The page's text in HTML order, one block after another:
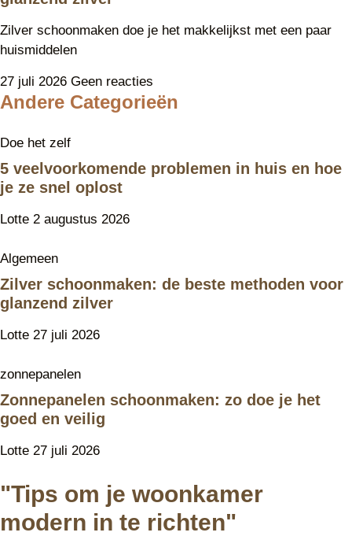
Zilver schoonmaken doe je het makkelijkst met een paar
huismiddelen
27 juli 2026 Geen reacties
Andere Categorieën
Doe het zelf
5 veelvoorkomende problemen in huis en hoe
je ze snel oplost
Lotte 2 augustus 2026
Algemeen
Zilver schoonmaken: de beste methoden voor
glanzend zilver
Lotte 27 juli 2026
zonnepanelen
Zonnepanelen schoonmaken: zo doe je het
goed en veilig
Lotte 27 juli 2026
"Tips om je woonkamer
modern in te richten"